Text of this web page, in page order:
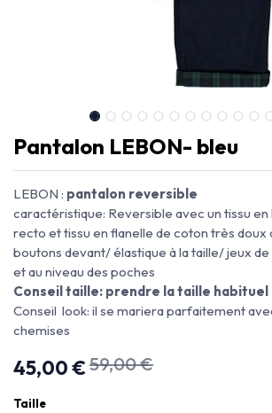
Pantalon LEBON- bleu
LEBON : pantalon reversible
caractéristique: Reversible avec un tissu
recto et tissu en flanelle de coton très
boutons devant/ élastique à la taille/ jeux
et au niveau des poches
Conseil taille: prendre la taille
Conseil look: il se mariera parfaitement
chemises
45,00€59,00€
Taille